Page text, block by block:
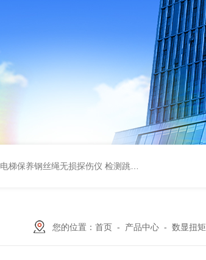
电梯保养钢丝绳无损探伤仪 检测跳丝/断丝 5-300N.m
您的位置： 首页- 产品中心- 数显扭